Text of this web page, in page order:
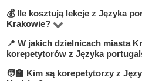
Na platformie BUKI
oferujących zajęcia z Język
Kraków. Przy wyborze zwróć
szukać korepetytorów z
💰 Ile kosztują lekcje z Języka
Krakowie?
Ceny zależą od poziomu,
trybu zajęć (online lub
mieście Kraków wynosi od
📍 W jakich dzielnicach miasta
korepetytorów z Języka
Na BUKI możesz znaleźć
🧑‍🏫 Kim są korepetytorzy z